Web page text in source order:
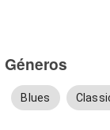
Géneros
Blues